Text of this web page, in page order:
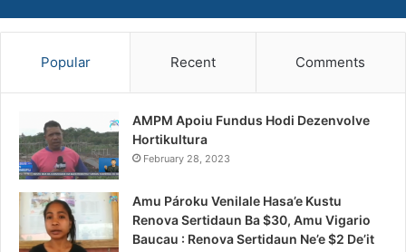
Popular Recent Comments
AMPM Apoiu Fundus Hodi Dezenvolve
Hortikultura
February 28, 2023
Amu Pároku Venilale Hasa’e Kustu
Renova Sertidaun Ba $30, Amu Vigario
Baucau : Renova Sertidaun Ne’e $2 De’it